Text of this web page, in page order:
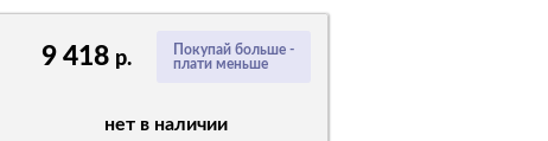
Покупай больше -
плати меньше
9 418 р.
нет в наличии